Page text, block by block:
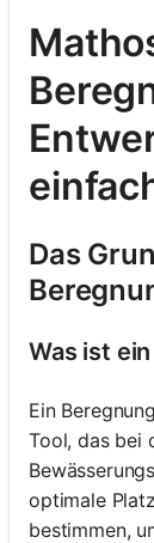
Das
Was ist
Ein
Tool, das bei
optimale
bestimmen,